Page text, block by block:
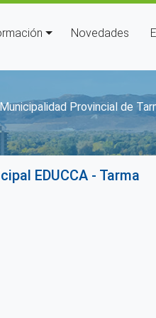
Novedades
de ayuda
Municipalidad Provincial de
EDUCCA - Tarma